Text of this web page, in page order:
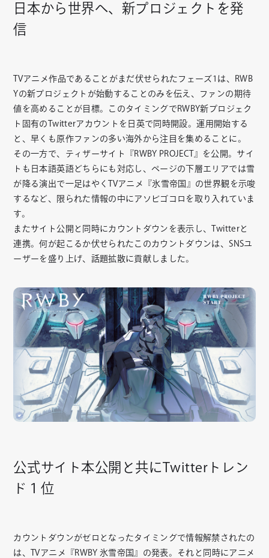
日本から世界へ、新プロジェクトを発
信
TVアニメ作品であることがまだ伏せられたフェーズ1は、RWB
Yの新プロジェクトが始動することのみを伝え、ファンの期待
値を高めることが目標。このタイミングでRWBY新プロジェク
ト固有のTwitterアカウントを日英で同時開設。運用開始する
と、早くも原作ファンの多い海外から注目を集めることに。
その一方で、ティザーサイト『RWBY PROJECT』を公開。サイ
トも日本語英語どちらにも対応し、ページの下層エリアでは雪
が降る演出で一足はやくTVアニメ『氷雪帝国』の世界観を示唆
するなど、限られた情報の中にアソビゴコロを取り入れていま
す。
またサイト公開と同時にカウントダウンを表示し、Twitterと
連携。何が起こるか伏せられたこのカウントダウンは、SNSユ
ーザーを盛り上げ、話題拡散に貢献しました。
公式サイト本公開と共にTwitterトレン
ド１位
カウントダウンがゼロとなったタイミングで情報解禁されたの
は、TVアニメ『RWBY 氷雪帝国』の発表。それと同時にアニメ